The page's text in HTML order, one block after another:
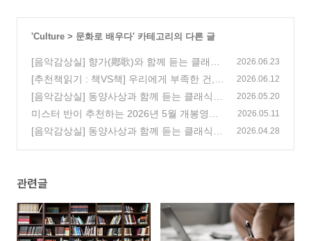
'Culture > 문화로 배우다' 카테고리의 다른 글
[음악감상실] 향가(鄕歌)와 함께 듣는 클래식
(0)
2026.06.23
[추천책읽기 : 책VS책] 우리에게 부족한 건,
시간이 아니라 집중력?
(80)
2026.06.12
[음악감상실] 동양사상과 함께 듣는 클래식,
삼경(三經)편 시경, 서경, 역경
(1)
2026.05.20
미스터 반이 추천하는 2026년 5월 개봉영화
(155)
2026.05.11
[음악감상실] 동양사상과 함께 듣는 클래식,
2026.04.28
관련글